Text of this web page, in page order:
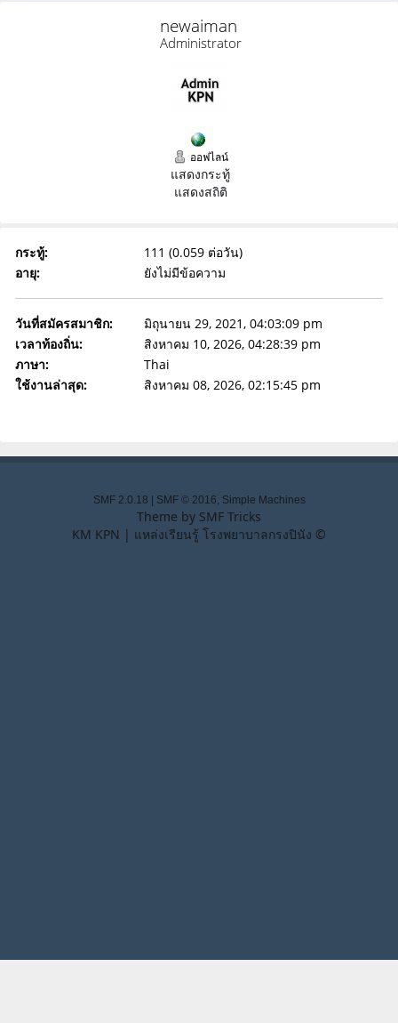
newaiman
Administrator
ออฟไลน์
แสดงกระทู้
แสดงสถิติ
กระทู้:
111 (0.059 ต่อวัน)
อายุ:
ยังไม่มีข้อความ
วันที่สมัครสมาชิก:
มิถุนายน 29, 2021, 04:03:09 pm
เวลาท้องถิ่น:
สิงหาคม 10, 2026, 04:28:39 pm
ภาษา:
Thai
ใช้งานล่าสุด:
สิงหาคม 08, 2026, 02:15:45 pm
SMF 2.0.18 SMF © 2016, Simple Machines
Theme by SMF Tricks
KM KPN | แหล่งเรียนรู้ โรงพยาบาลกรงปินัง ©